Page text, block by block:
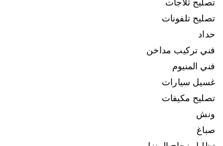
تصليح ثلاجات
تصليح تلفونات
حداد
فني تركيب مداخن
فني المنيوم
غسيل سيارات
تصليح مكيفات
ونش
صباغ